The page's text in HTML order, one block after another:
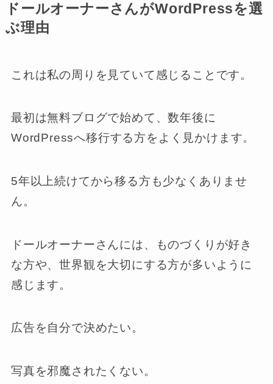
ドールオーナーさんがWordPressを選
ぶ理由
これは私の周りを見ていて感じることです。
最初は無料ブログで始めて、数年後に
WordPressへ移行する方をよく見かけます。
5年以上続けてから移る方も少なくありませ
ん。
ドールオーナーさんには、ものづくりが好き
な方や、世界観を大切にする方が多いように
感じます。
広告を自分で決めたい。
写真を邪魔されたくない。